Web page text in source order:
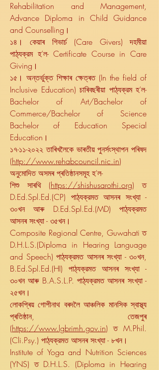
Rehabilitation and Management,
Advance Diploma in Child Guidance
and Counselling।
১৪। কেয়াৰ গিভাৰ্চ (Care Givers) দহমীয়া
পাঠ্যক্রম হ’ল- Certificate Course in Care
Giving।
১৫। অন্তৰ্ভুক্ত শিক্ষাৰ ক্ষেত্ৰত (In the field of
Inclusive Education) চাৰিবছৰীয়া পাঠ্যক্রম হ’ল-
Bachelor of Art/Bachelor of
Commerce/Bachelor of Science
Bachelor of Education Special
Education।
১৭-১১-২০২২ তাৰিখলৈকে ভাৰতীয় পুনৰ্সংস্থাপন পৰিষদ
(http://www.rehabcouncil.nic.in)
অনুমোদিত অসমৰ প্ৰতিষ্ঠানসমূহ হ’ল-
শিশু সাৰথি (https://shishusarothi.org) ত
D.Ed.Spl.Ed.(CP) পাঠ্যক্রমত আসনৰ সংখ্যা -
৩০খন আৰু D.Ed.Spl.Ed.(MD) পাঠ্যক্রমত
আসনৰ সংখ্যা - ৩৫খন।
Composite Regional Centre, Guwahati ত
D.H.L.S.(Diploma in Hearing Language
and Speech) পাঠ্যক্রমত আসনৰ সংখ্যা - ৩০খন,
B.Ed.Spl.Ed.(HI) পাঠ্যক্রমত আসনৰ সংখ্যা -
৩০খন আৰু B.A.S.L.P. পাঠ্যক্রমত আসনৰ সংখ্যা -
২৫খন।
লোকপ্ৰিয় গোপীনাথ বৰদলৈ আঞ্চলিক মানসিক স্বাস্থ্য
প্ৰতিষ্ঠান, তেজপুৰ
(https://www.lgbrimh.gov.in) ত M.Phil.
(Cli.Psy.) পাঠ্যক্রমত আসনৰ সংখ্যা - ৮খন।
Institute of Yoga and Nutrition Sciences
(YNS) ত D.H.L.S. (Diploma in Hearing